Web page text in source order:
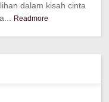
dalam kisah cinta
Readmore